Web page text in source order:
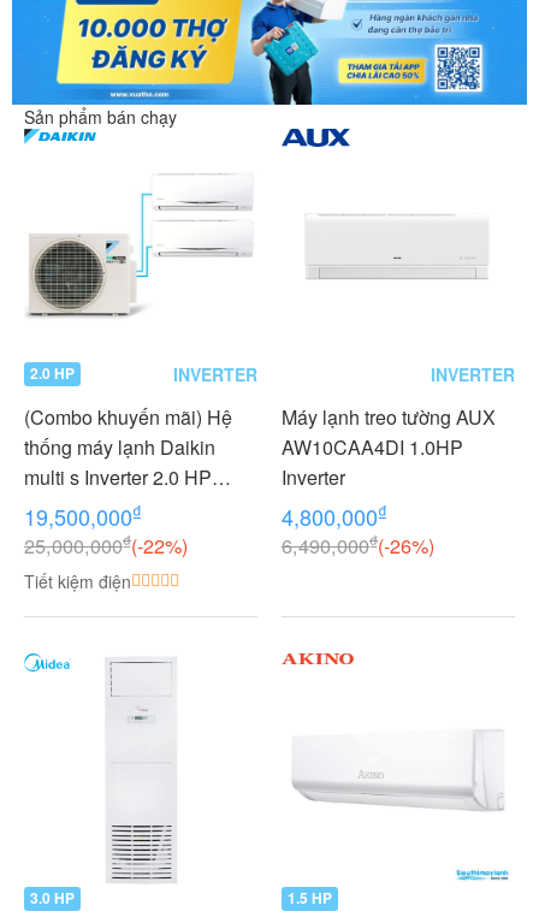
Sản phẩm bán chạy
2.0 HP INVERTER
(Combo khuyến mãi) Hệ
thống máy lạnh Daikin
multi s Inverter 2.0 HP
(2HP Ngựa) - 1 dàn nóng 2
dàn lạnh (1.0 + 1.0 HP (1
Ngựa) MKC50RVMV-
CTKC25RVMV+CTKC25R
19,500,000₫
25,000,000₫(-22%)
Tiết kiệm điện
INVERTER
Máy lạnh treo tường AUX
AW10CAA4DI 1.0HP
Inverter
4,800,000₫
6,490,000₫(-26%)
3.0 HP 1.5 HP